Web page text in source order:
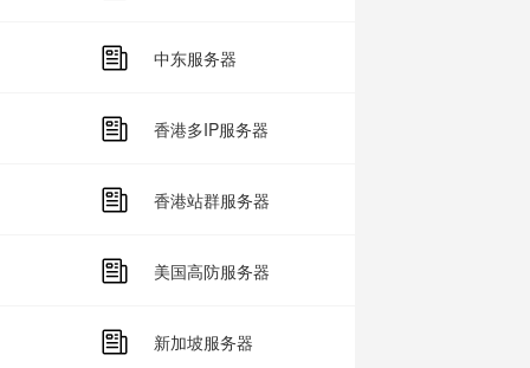
中东服务器
香港多IP服务器
香港站群服务器
美国高防服务器
新加坡服务器